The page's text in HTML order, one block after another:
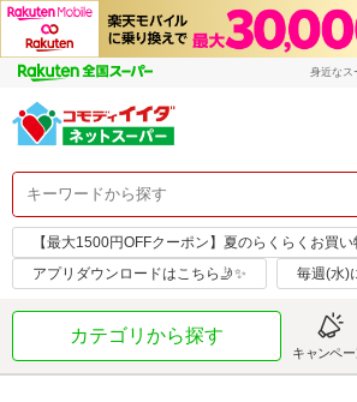
身近なス
【最大1500円OFFクーポン】夏のらくらくお買
アプリダウンロードはこちら🤳✨
毎週(水)
カテゴリから探す
キャンペー